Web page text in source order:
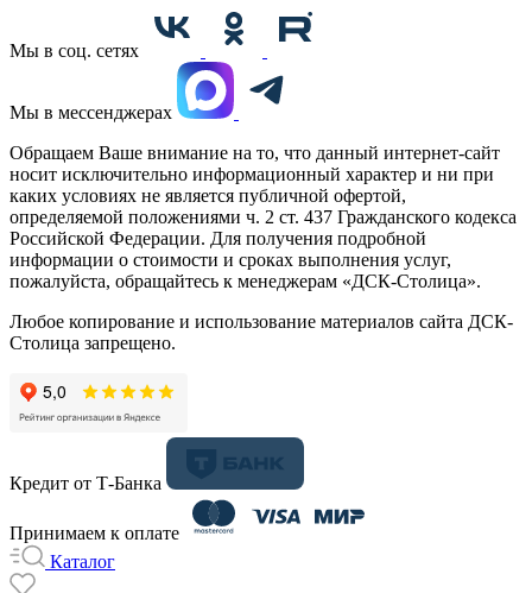
Мы в соц. сетях
Мы в мессенджерах
Обращаем Ваше внимание на то, что данный интернет-сайт
носит исключительно информационный характер и ни при
каких условиях не является публичной офертой,
определяемой положениями ч. 2 ст. 437 Гражданского кодекса
Российской Федерации. Для получения подробной
информации о стоимости и сроках выполнения услуг,
пожалуйста, обращайтесь к менеджерам «ДСК-Столица».
Любое копирование и использование материалов сайта ДСК-
Столица запрещено.
Кредит от Т-Банка
Принимаем к оплате
Каталог